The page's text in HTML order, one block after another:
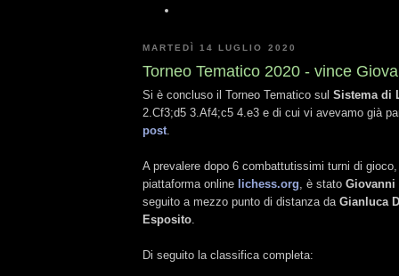
MARTEDÌ 14 LUGLIO 2020
Torneo Tematico 2020 - vince
Si è concluso il Torneo Tematico sul Sistema di
2.Cf3;d5 3.Af4;c5 4.e3 e di cui vi avevamo già
post
A prevalere dopo 6 combattutissimi turni di
piattaforma online lichess.org , è stato
seguito a mezzo punto di distanza da Gianluca
Esposito
Di seguito la classifica completa: